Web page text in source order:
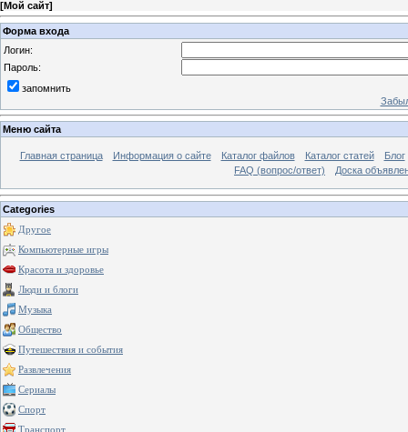
[Мой сайт]
Форма входа
Логин:
Пароль:
запомнить
Меню сайта
Главная страница Информация о сайте Каталог файлов Каталог статей
Блог
FAQ (вопрос/ответ)
Доска
Categories
Другое
Компьютерные игры
Красота и здоровье
Люди и блоги
Музыка
Общество
Путешествия и события
Развлечения
Сериалы
Спорт
Транспорт